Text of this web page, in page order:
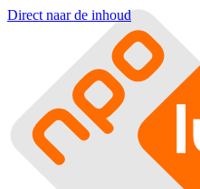
Direct naar de inhoud